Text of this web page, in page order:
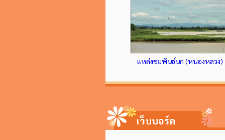
แหล่งชมพันธ์นก (หนองหลวง)
เว็บบอร์ด